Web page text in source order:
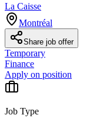
La Caisse
Montréal
Share job offer
Temporary
Finance
Apply on position
Job Type